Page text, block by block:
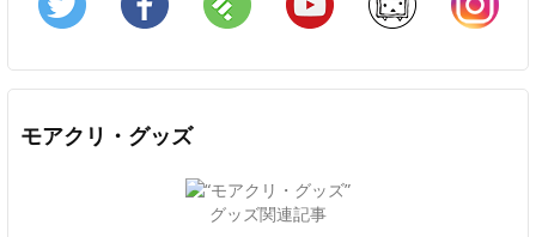
Twitter Facebook Feedly YouTube ニコニコ動画
モアクリ・グッズ
グッズ関連記事